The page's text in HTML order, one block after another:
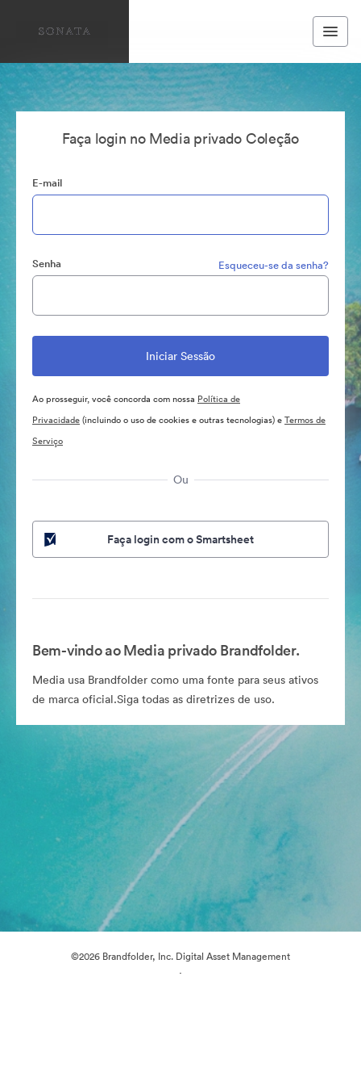
Faça login no Media privado Coleção
E-mail
Senha Esqueceu-se da senha?
Ao prosseguir, você concorda com nossa Política de
Privacidade(incluindo o uso de cookies e outras tecnologias) eTermos de
Serviço
Ou
Faça login com o Smartsheet
Bem-vindo ao Media privado Brandfolder.
Media usa Brandfolder como uma fonte para seus ativos
de marca oficial.Siga todas as diretrizes de uso.
©2026 Brandfolder, Inc. Digital Asset Management
·